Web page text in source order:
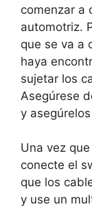
comenzar a
automotriz.
que se va a
haya
sujetar los
Asegúrese
y
Una vez
conecte el
que los
y use un